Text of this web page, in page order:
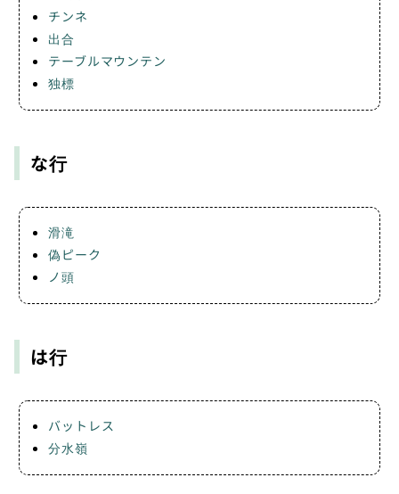
チンネ
出合
テーブルマウンテン
独標
な行
滑滝
偽ピーク
ノ頭
は行
バットレス
分水嶺